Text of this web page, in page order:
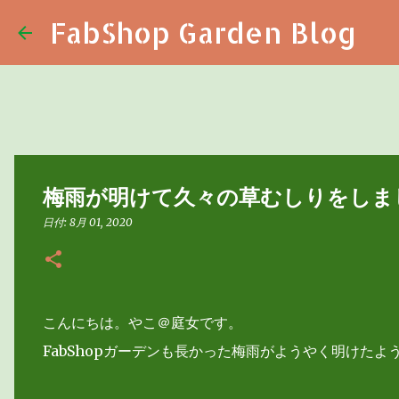
FabShop Garden Blog
梅雨が明けて久々の草むしりをしま
日付: 8月 01, 2020
こんにちは。やこ＠庭女です。
FabShopガーデンも長かった梅雨がようやく明けたよう